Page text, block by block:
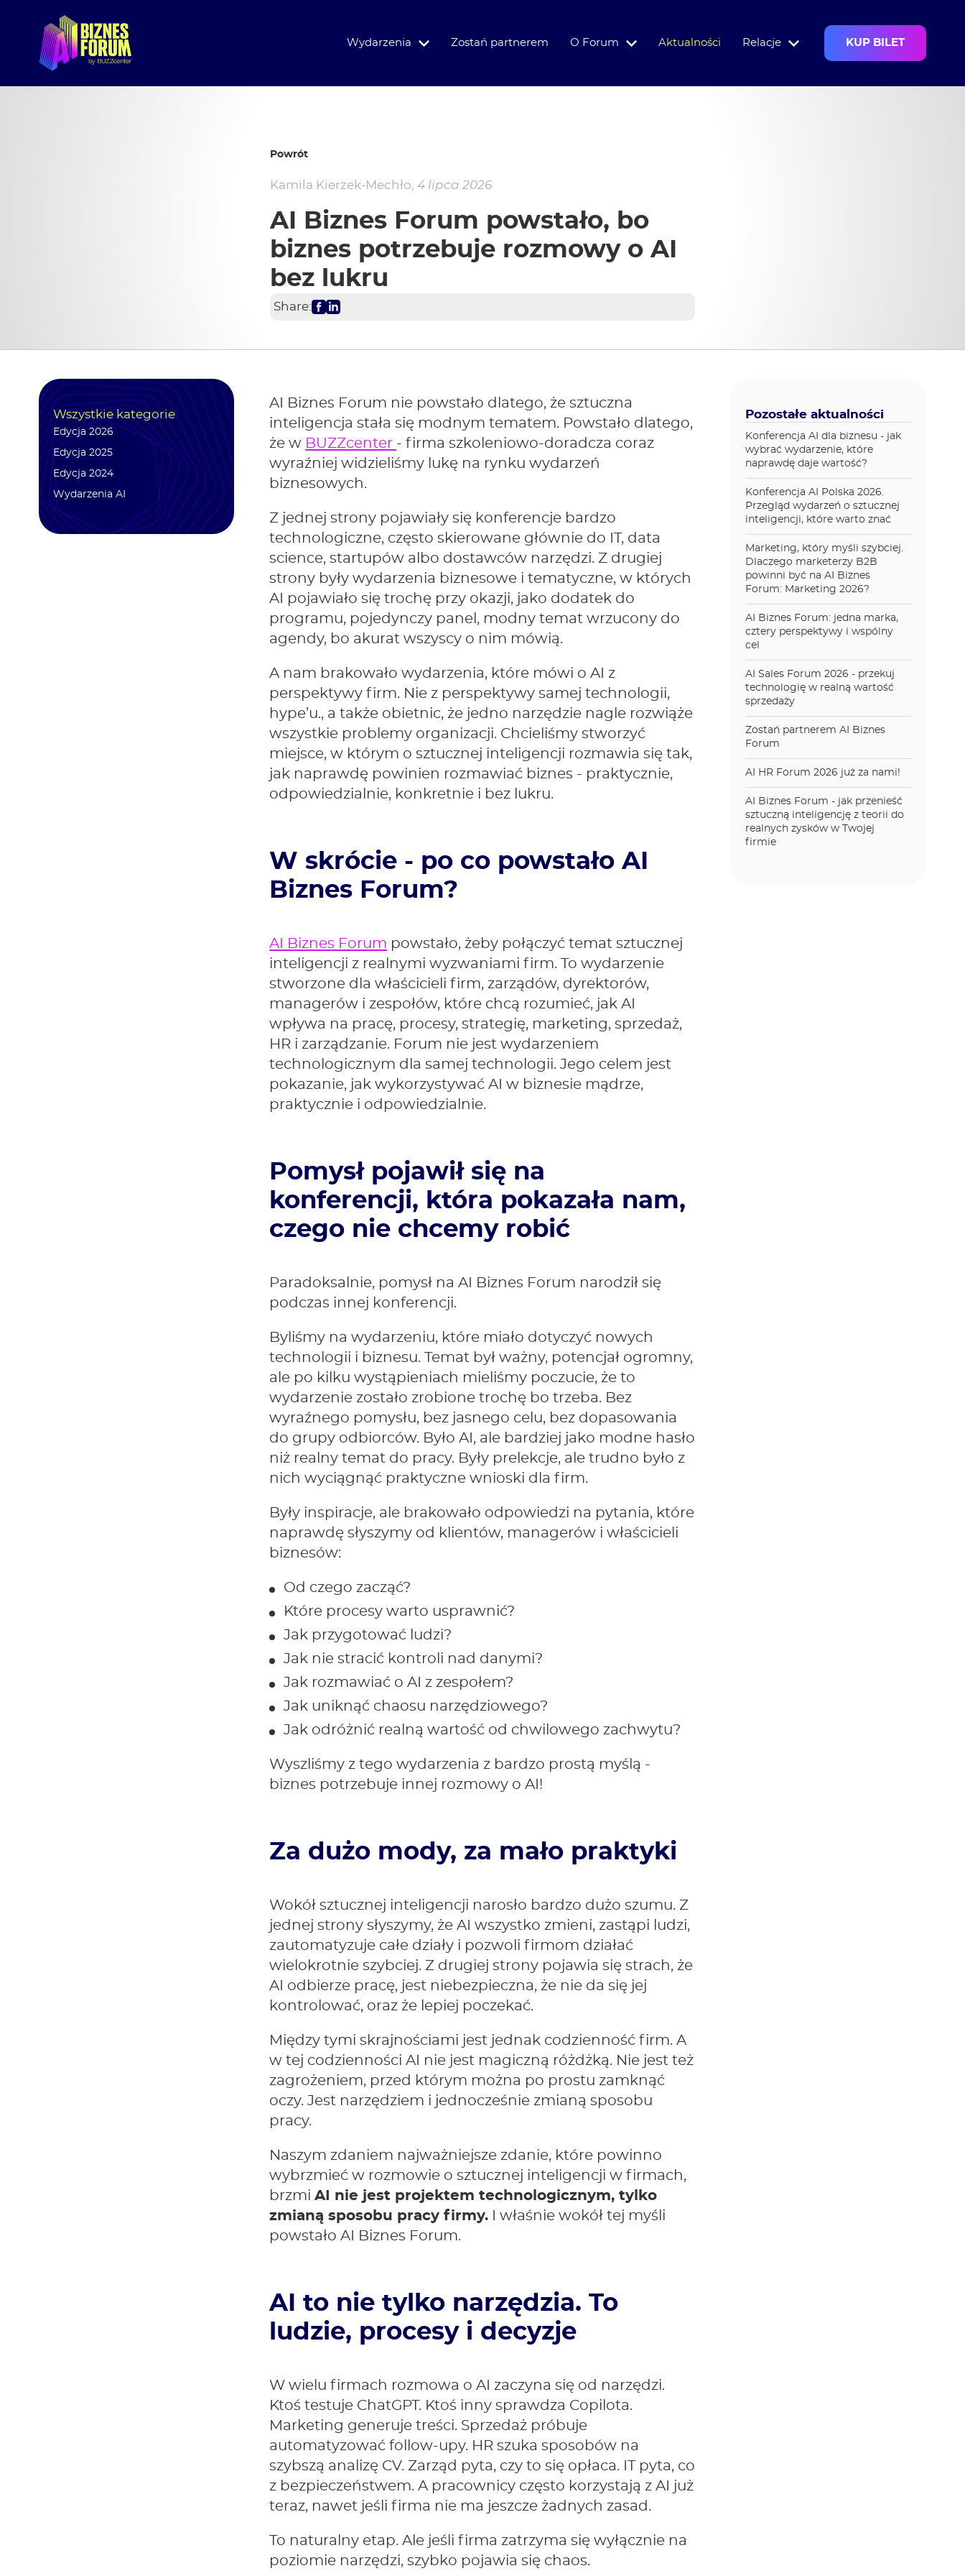
Wydarzenia Zostań partnerem O Forum Aktualności Relacje KUP BILET
Powrót
Kamila Kierzek-Mechło,4 lipca 2026
AI Biznes Forum powstało, bo
biznes potrzebuje rozmowy o AI
bez lukru
Share:
AI Biznes Forum nie powstało dlatego, że sztuczna
inteligencja stała się modnym tematem. Powstało dlatego,
że w BUZZcenter - firma szkoleniowo-doradcza coraz
wyraźniej widzieliśmy lukę na rynku wydarzeń
biznesowych.
Z jednej strony pojawiały się konferencje bardzo
technologiczne, często skierowane głównie do IT, data
science, startupów albo dostawców narzędzi. Z drugiej
strony były wydarzenia biznesowe i tematyczne, w których
AI pojawiało się trochę przy okazji, jako dodatek do
programu, pojedynczy panel, modny temat wrzucony do
agendy, bo akurat wszyscy o nim mówią.
A nam brakowało wydarzenia, które mówi o AI z
perspektywy firm. Nie z perspektywy samej technologii,
hype’u., a także obietnic, że jedno narzędzie nagle rozwiąże
wszystkie problemy organizacji. Chcieliśmy stworzyć
miejsce, w którym o sztucznej inteligencji rozmawia się tak,
jak naprawdę powinien rozmawiać biznes - praktycznie,
odpowiedzialnie, konkretnie i bez lukru.
W skrócie - po co powstało AI
Biznes Forum?
AI Biznes Forum powstało, żeby połączyć temat sztucznej
inteligencji z realnymi wyzwaniami firm. To wydarzenie
stworzone dla właścicieli firm, zarządów, dyrektorów,
managerów i zespołów, które chcą rozumieć, jak AI
wpływa na pracę, procesy, strategię, marketing, sprzedaż,
HR i zarządzanie. Forum nie jest wydarzeniem
technologicznym dla samej technologii. Jego celem jest
pokazanie, jak wykorzystywać AI w biznesie mądrze,
praktycznie i odpowiedzialnie.
Pomysł pojawił się na
konferencji, która pokazała nam,
czego nie chcemy robić
Paradoksalnie, pomysł na AI Biznes Forum narodził się
podczas innej konferencji.
Byliśmy na wydarzeniu, które miało dotyczyć nowych
technologii i biznesu. Temat był ważny, potencjał ogromny,
ale po kilku wystąpieniach mieliśmy poczucie, że to
wydarzenie zostało zrobione trochę bo trzeba. Bez
wyraźnego pomysłu, bez jasnego celu, bez dopasowania
do grupy odbiorców. Było AI, ale bardziej jako modne hasło
niż realny temat do pracy. Były prelekcje, ale trudno było z
nich wyciągnąć praktyczne wnioski dla firm.
Były inspiracje, ale brakowało odpowiedzi na pytania, które
naprawdę słyszymy od klientów, managerów i właścicieli
biznesów:
Od czego zacząć?
Które procesy warto usprawnić?
Jak przygotować ludzi?
Jak nie stracić kontroli nad danymi?
Jak rozmawiać o AI z zespołem?
Jak uniknąć chaosu narzędziowego?
Jak odróżnić realną wartość od chwilowego zachwytu?
Wyszliśmy z tego wydarzenia z bardzo prostą myślą -
biznes potrzebuje innej rozmowy o AI!
Za dużo mody, za mało praktyki
Wokół sztucznej inteligencji narosło bardzo dużo szumu. Z
jednej strony słyszymy, że AI wszystko zmieni, zastąpi ludzi,
zautomatyzuje całe działy i pozwoli firmom działać
wielokrotnie szybciej. Z drugiej strony pojawia się strach, że
AI odbierze pracę, jest niebezpieczna, że nie da się jej
kontrolować, oraz że lepiej poczekać.
Między tymi skrajnościami jest jednak codzienność firm. A
w tej codzienności AI nie jest magiczną różdżką. Nie jest też
zagrożeniem, przed którym można po prostu zamknąć
oczy. Jest narzędziem i jednocześnie zmianą sposobu
pracy.
Naszym zdaniem najważniejsze zdanie, które powinno
wybrzmieć w rozmowie o sztucznej inteligencji w firmach,
brzmiAI nie jest projektem technologicznym, tylko
zmianą sposobu pracy firmy. I właśnie wokół tej myśli
powstało AI Biznes Forum.
AI to nie tylko narzędzia. To
ludzie, procesy i decyzje
W wielu firmach rozmowa o AI zaczyna się od narzędzi.
Ktoś testuje ChatGPT. Ktoś inny sprawdza Copilota.
Marketing generuje treści. Sprzedaż próbuje
automatyzować follow-upy. HR szuka sposobów na
szybszą analizę CV. Zarząd pyta, czy to się opłaca. IT pyta, co
z bezpieczeństwem. A pracownicy często korzystają z AI już
teraz, nawet jeśli firma nie ma jeszcze żadnych zasad.
To naturalny etap. Ale jeśli firma zatrzyma się wyłącznie na
poziomie narzędzi, szybko pojawia się chaos.
Wszystkie kategorie
Edycja 2026
Edycja 2025
Edycja 2024
Wydarzenia AI
Pozostałe aktualności
Konferencja AI dla biznesu - jak
wybrać wydarzenie, które
naprawdę daje wartość?
Konferencja AI Polska 2026.
Przegląd wydarzeń o sztucznej
inteligencji, które warto znać
Marketing, który myśli szybciej.
Dlaczego marketerzy B2B
powinni być na AI Biznes
Forum: Marketing 2026?
AI Biznes Forum: jedna marka,
cztery perspektywy i wspólny
cel
AI Sales Forum 2026 - przekuj
technologię w realną wartość
sprzedaży
Zostań partnerem AI Biznes
Forum
AI HR Forum 2026 już za nami!
AI Biznes Forum - jak przenieść
sztuczną inteligencję z teorii do
realnych zysków w Twojej
firmie